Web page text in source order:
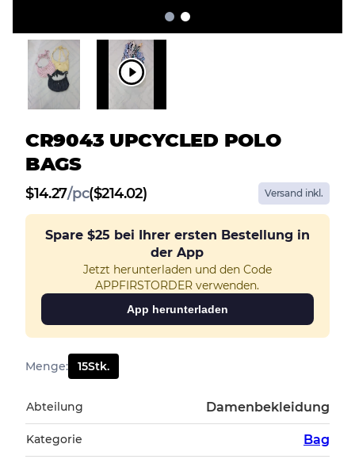
CR9043 UPCYCLED POLO
BAGS
$14.27/pc($214.02) Versand inkl.
Spare $25 bei Ihrer ersten Bestellung in
der App
Jetzt herunterladen und den Code
APPFIRSTORDER verwenden.
App herunterladen
Menge: 15Stk.
Abteilung Damenbekleidung
Kategorie Bag